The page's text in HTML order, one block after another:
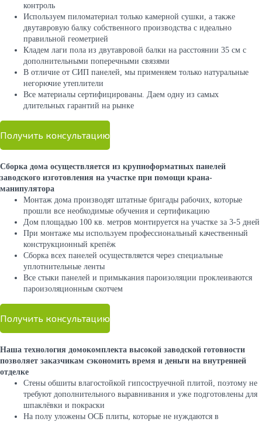
контроль
Используем пиломатериал только камерной сушки, а также
двутавровую балку собственного производства с идеально
правильной геометрией
Кладем лаги пола из двутавровой балки на расстоянии 35 см с
дополнительными поперечными связями
В отличие от СИП панелей, мы применяем только натуральные
негорючие утеплители
Все материалы сертифицированы. Даем одну из самых
длительных гарантий на рынке
Получить консультацию
Сборка дома осуществляется из крупноформатных панелей
заводского изготовления на участке при помощи крана-
манипулятора
Монтаж дома производят штатные бригады рабочих, которые
прошли все необходимые обучения и сертификацию
Дом площадью 100 кв. метров монтируется на участке за 3-5 дней
При монтаже мы используем профессиональный качественный
конструкционный крепёж
Сборка всех панелей осуществляется через специальные
уплотнительные ленты
Все стыки панелей и примыкания пароизоляции проклеиваются
пароизоляционным скотчем
Получить консультацию
Наша технология домокомплекта высокой заводской готовности
позволяет заказчикам сэкономить время и деньги на внутренней
отделке
Стены обшиты влагостойкой гипсоструечной плитой, поэтому не
требуют дополнительного выравнивания и уже подготовлены для
шпаклёвки и покраски
На полу уложены ОСБ плиты, которые не нуждаются в